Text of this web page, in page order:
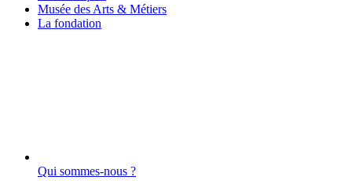
Musée des Arts & Métiers
La fondation
Qui sommes-nous ?